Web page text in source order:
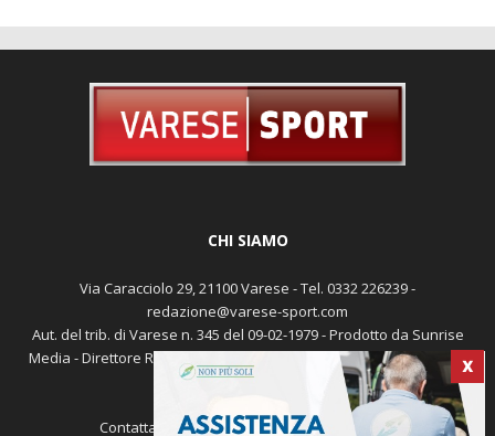
X
CHI SIAMO
Via Caracciolo 29, 21100 Varese - Tel. 0332 226239 -
redazione@varese-sport.com
Aut. del trib. di Varese n. 345 del 09-02-1979 - Prodotto da Sunrise
Media - Direttore Responsabile: Michele Marocco -Cookie policy
Pubblicità
Contattaci: redazione@varese-sport.com